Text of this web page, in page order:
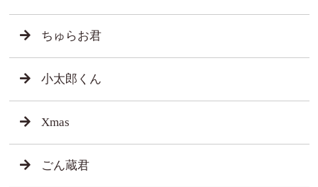
ちゅらお君
小太郎くん
Xmas
ごん蔵君